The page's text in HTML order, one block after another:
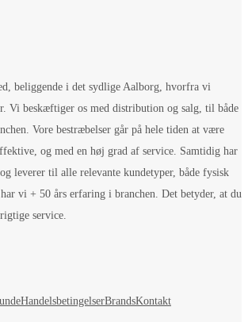
beliggende i det sydlige Aalborg, hvorfra vi
Vi beskæftiger os med distribution og salg, til både
Vore bestræbelser går på hele tiden at være
og med en høj grad af service. Samtidig har
leverer til alle relevante kundetyper, både fysisk
vi + 50 års erfaring i branchen. Det betyder, at du
service.
HandelsbetingelserBrandsKontakt